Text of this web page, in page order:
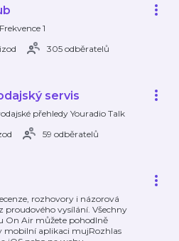
1
305 odběratelů
servis
přehledy Youradio Talk
59 odběratelů
rozhovory i názorová
proudového vysílání. Všechny
On Air můžete pohodlně
mobilní aplikaci mujRozhlas